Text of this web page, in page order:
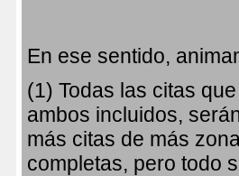
En ese sentido,
(1) Todas las citas
ambos incluidos,
más citas de más
completas, pero todo